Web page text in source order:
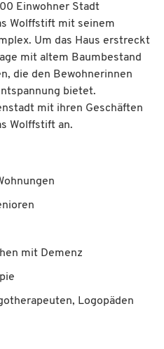
Einwohner Stadt
Wolffstift mit seinem
Um das Haus erstreckt
mit altem Baumbestand
die den Bewohnerinnen
bietet.
mit ihren Geschäften
Wolffstift an.
mit Demenz
Logopäden